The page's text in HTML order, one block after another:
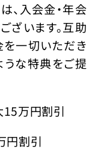
、入会金・年会
ざいます。互助
を一切いただき
うな特典をご提
15万円割引
円割引